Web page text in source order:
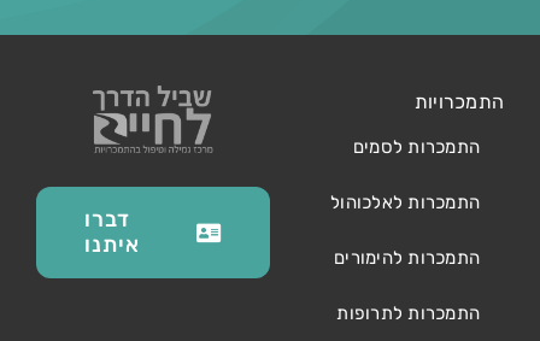
התמכרויות
התמכרות לסמים
התמכרות לאלכוהול
התמכרות להימורים
התמכרות לתרופות
דברו
איתנו